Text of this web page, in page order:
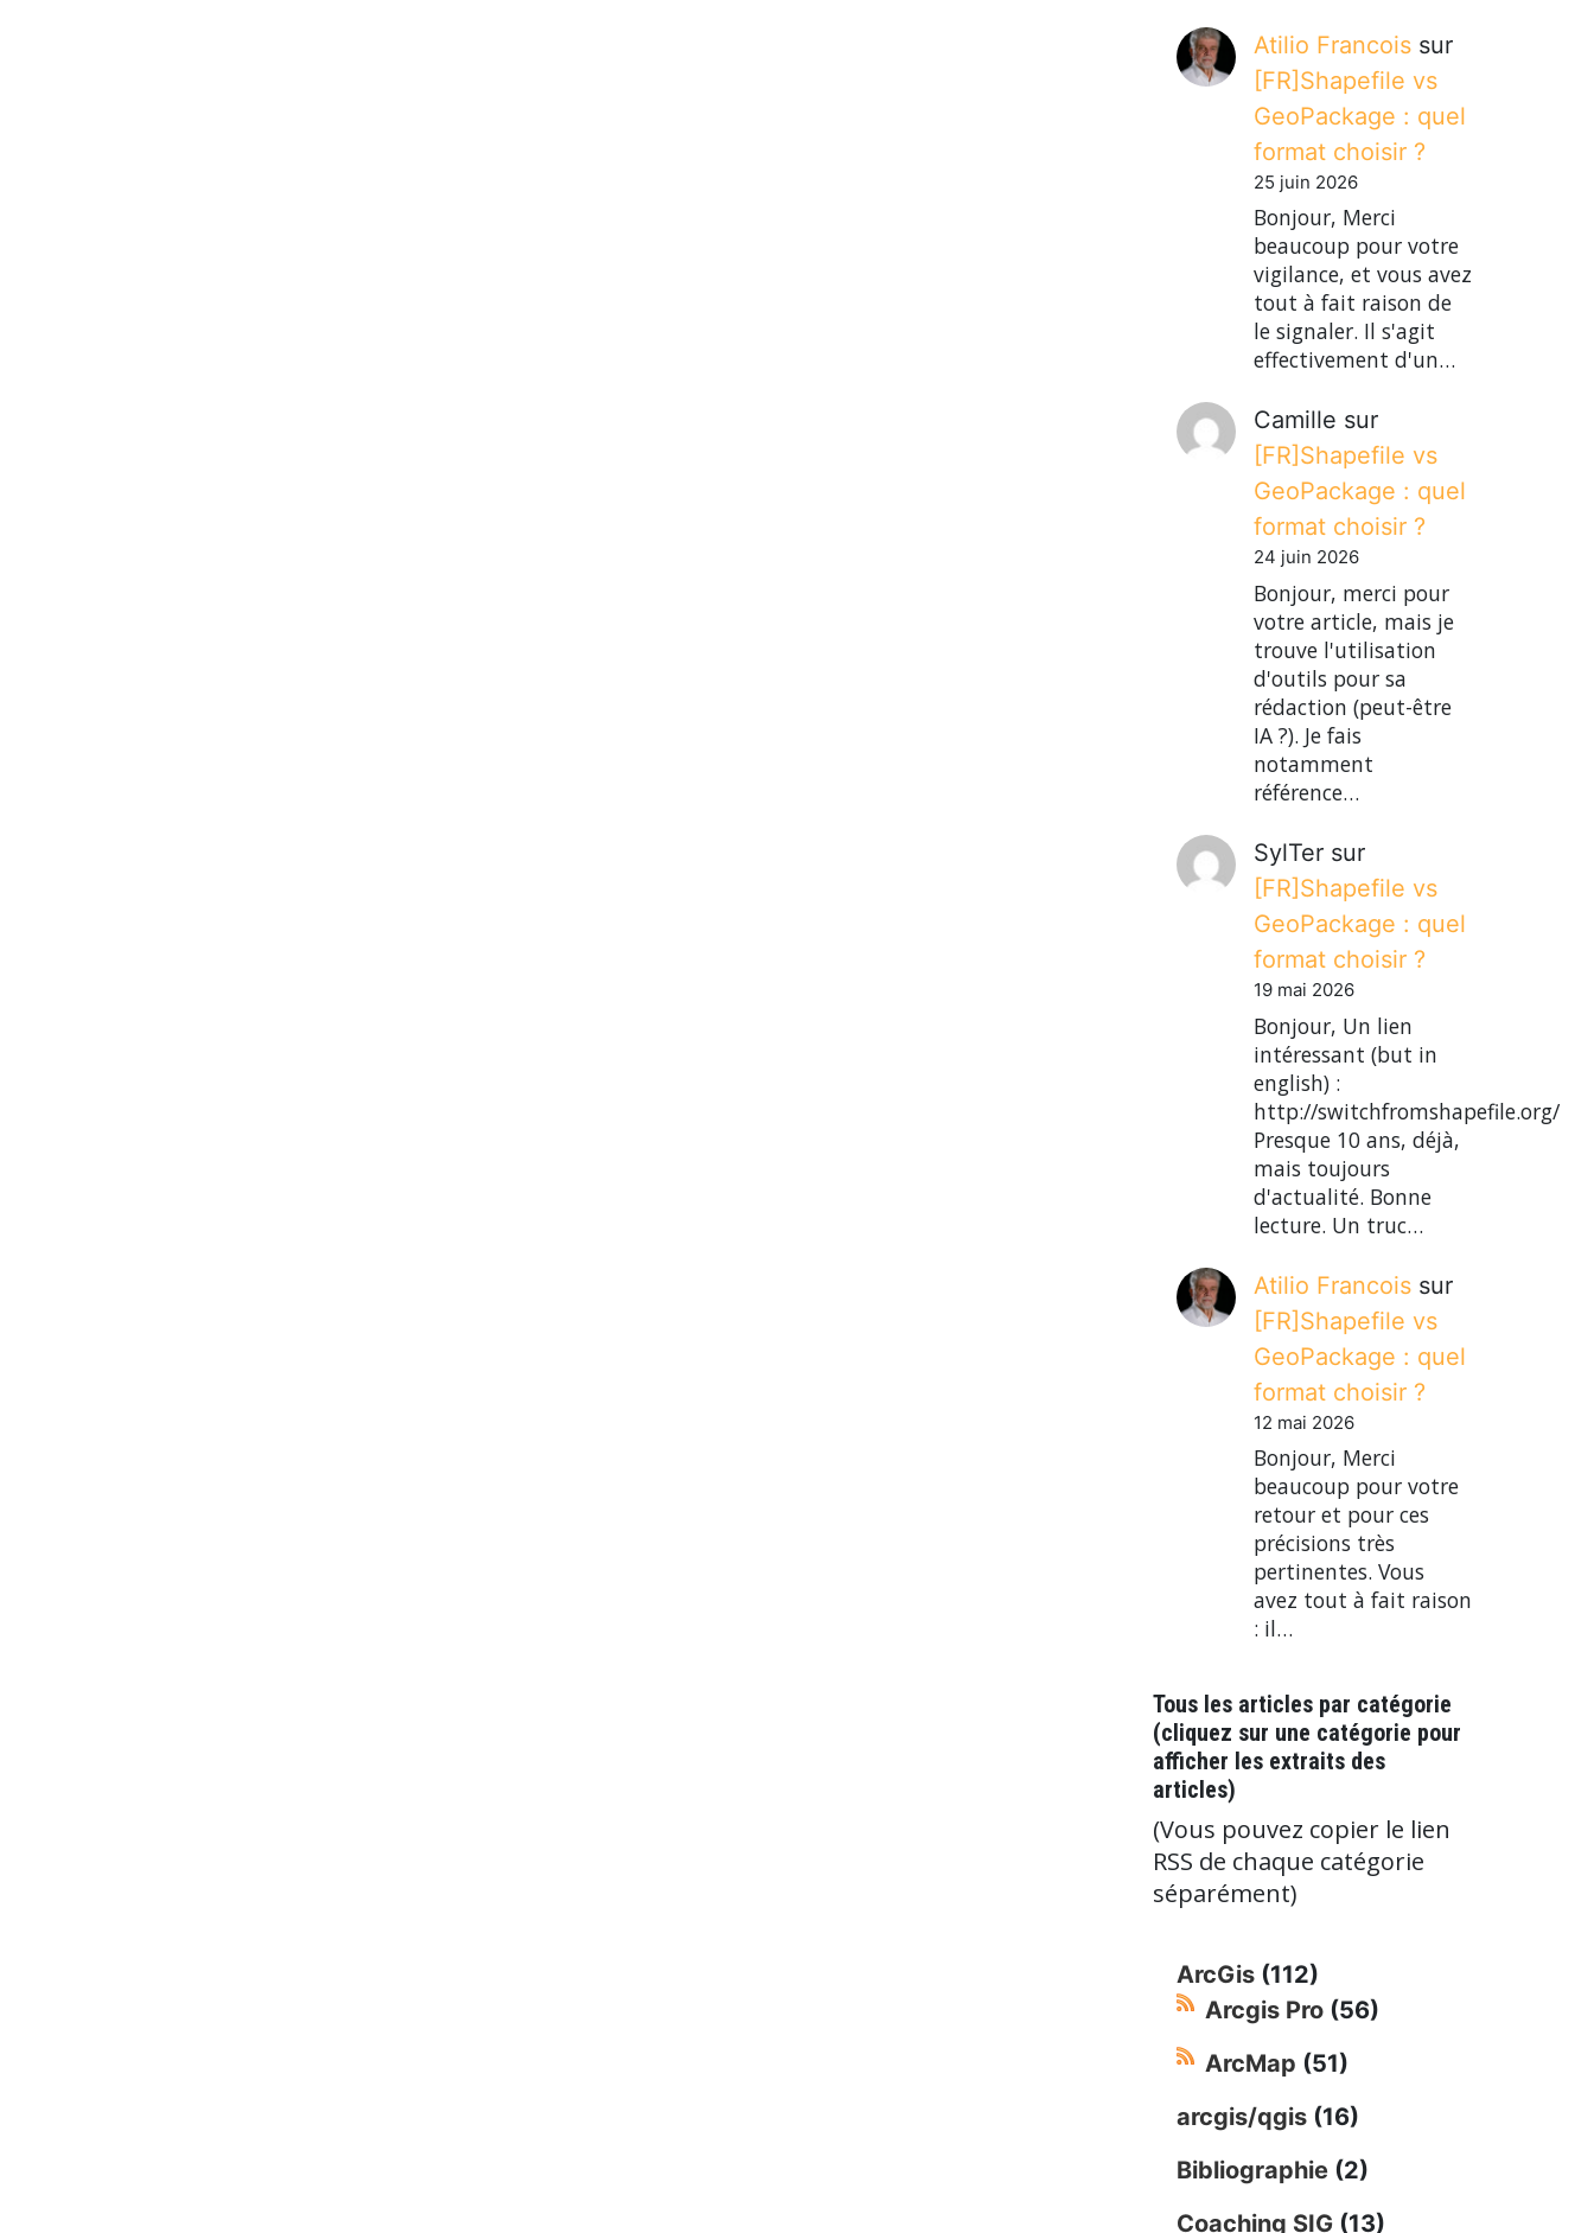
Atilio Francois sur
[FR]Shapefile vs
GeoPackage : quel
format choisir ?
25 juin 2026
Bonjour, Merci
beaucoup pour votre
vigilance, et vous avez
tout à fait raison de
le signaler. Il s'agit
effectivement d'un…
Camille sur
[FR]Shapefile vs
GeoPackage : quel
format choisir ?
24 juin 2026
Bonjour, merci pour
votre article, mais je
trouve l'utilisation
d'outils pour sa
rédaction (peut-être
IA ?). Je fais
notamment
référence…
SylTer sur
[FR]Shapefile vs
GeoPackage : quel
format choisir ?
19 mai 2026
Bonjour, Un lien
intéressant (but in
english) :
http://switchfromshapefile.org/
Presque 10 ans, déjà,
mais toujours
d'actualité. Bonne
lecture. Un truc…
Atilio Francois sur
[FR]Shapefile vs
GeoPackage : quel
format choisir ?
12 mai 2026
Bonjour, Merci
beaucoup pour votre
retour et pour ces
précisions très
pertinentes. Vous
avez tout à fait raison
: il…
Tous les articles par catégorie
(cliquez sur une catégorie pour
afficher les extraits des
articles)
(Vous pouvez copier le lien
RSS de chaque catégorie
séparément)
ArcGis (112)
Arcgis Pro (56)
ArcMap (51)
arcgis/qgis (16)
Bibliographie (2)
Coaching SIG (13)